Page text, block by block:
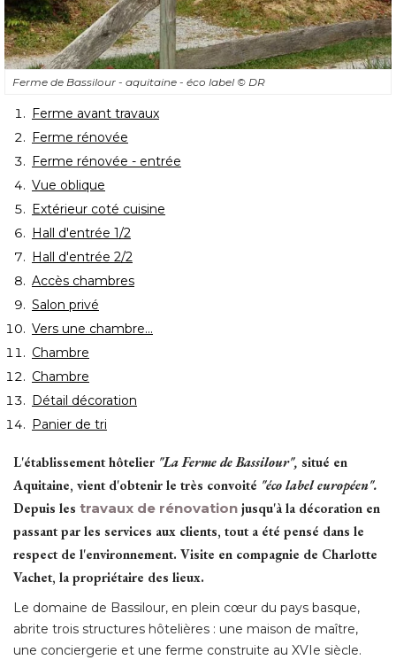
Ferme de Bassilour - aquitaine - éco label © DR
Ferme avant travaux
Ferme rénovée
Ferme rénovée - entrée
Vue oblique
Extérieur coté cuisine
Hall d'entrée 1/2
Hall d'entrée 2/2
Accès chambres
Salon privé
Vers une chambre...
Chambre
Chambre
Détail décoration
Panier de tri
L'établissement hôtelier "La Ferme de Bassilour", situé en
Aquitaine, vient d'obtenir le très convoité "éco label européen".
Depuis les travaux de rénovation jusqu'à la décoration en
passant par les services aux clients, tout a été pensé dans le
respect de l'environnement. Visite en compagnie de Charlotte
Vachet, la propriétaire des lieux.
Le domaine de Bassilour, en plein cœur du pays basque,
abrite trois structures hôtelières : une maison de maître,
une conciergerie et une ferme construite au XVIe siècle.